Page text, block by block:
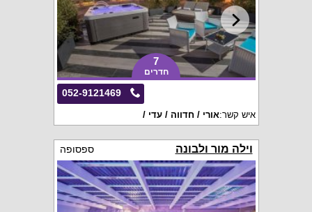
7
חדרים
052-9121469
איש קשר:אורי / חדווה / עדי /
וילה מור ולבונה ספסופה